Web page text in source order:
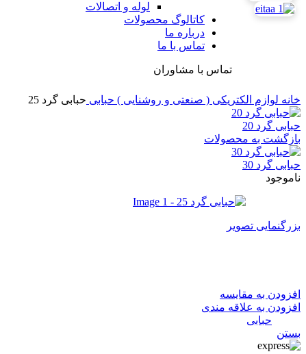
لوله و اتصالات
کاتالوگ محصولات
درباره ما
تماس با ما
تماس با مشاوران
خانه لوازم الکتریکی ( صنعتی و روشنایی ) حبابی حبابی گرد 25
حبابی گرد 20
بازگشت به محصولات
حبابی گرد 30
ناموجود
بزرگنمایی تصویر
افزودن به مقایسه
افزودن به علاقه مندی
حبابی
بستن